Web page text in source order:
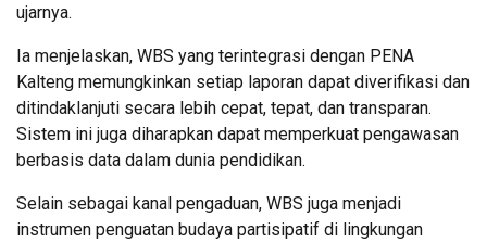
ujarnya.
Ia menjelaskan, WBS yang terintegrasi dengan PENA
Kalteng memungkinkan setiap laporan dapat diverifikasi dan
ditindaklanjuti secara lebih cepat, tepat, dan transparan.
Sistem ini juga diharapkan dapat memperkuat pengawasan
berbasis data dalam dunia pendidikan.
Selain sebagai kanal pengaduan, WBS juga menjadi
instrumen penguatan budaya partisipatif di lingkungan